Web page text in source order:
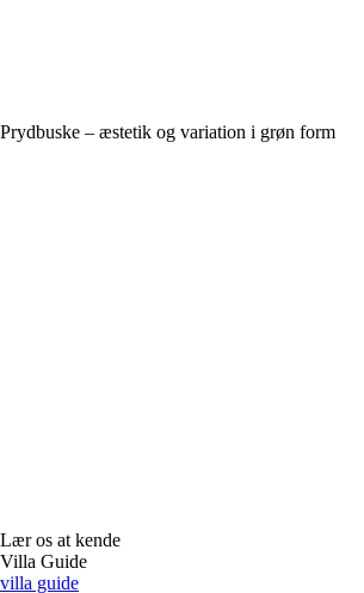
Prydbuske – æstetik og variation i grøn form
Lær os at kende
Villa Guide
villa guide